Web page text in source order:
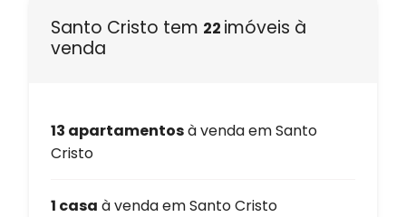
Santo Cristo tem 22 imóveis à
venda
13 apartamentosà venda em Santo
Cristo
1 casa à venda em Santo Cristo